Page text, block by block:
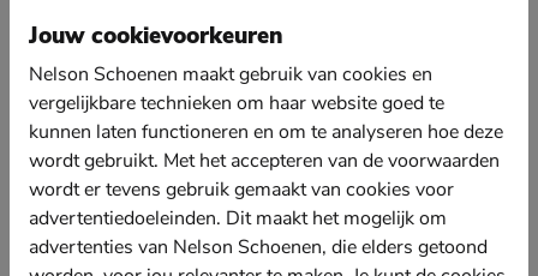
gaan of te spelen met je vriendjes.
De sneaker is uitgevoerd in mesh-textiel wat voor een
goede ventilatie zorgt dankzij de opengewerkte
structuur.
Gevoerd met textiel en voorzien van een gewatteerde
hielkap. Dit zorgt voor een zacht en comfortabel
draaggevoel.
Het foam-voetbed biedt fijne demping waardoor je de
hele dag kunt rennen en spelen zonder last te krijgen
Jouw cookievoorkeuren
Nelson Schoenen maakt gebruik van cookies en
vergelijkbare technieken om haar website goed te
kunnen laten functioneren en om te analyseren hoe deze
wordt gebruikt. Met het accepteren van de voorwaarden
wordt er tevens gebruik gemaakt van cookies voor
advertentiedoeleinden. Dit maakt het mogelijk om
advertenties van Nelson Schoenen, die elders getoond